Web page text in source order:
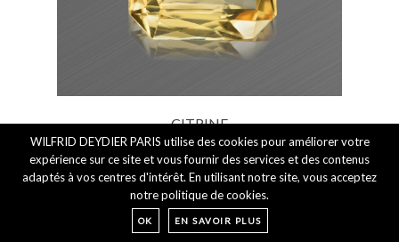
CITRINE
Taille OCTOGONE
8.39 CARAT
14.7 x 11.0 x 7.7 mm
184,00 €
WILFRID DEYDIER PARIS utilise des cookies pour améliorer votre
expérience sur ce site et vous fournir des services et des contenus
adaptés à vos centres d'intérêt. En utilisant notre site, vous acceptez
notre politique de cookies.
OK EN SAVOIR PLUS